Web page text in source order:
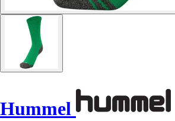
Hummel